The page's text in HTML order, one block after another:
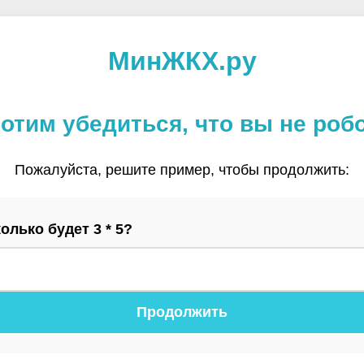
МинЖКХ.ру
убедиться, что вы не
Пожалуйста, решите пример, чтобы продолжить:
будет 3 * 5?
Продолжить